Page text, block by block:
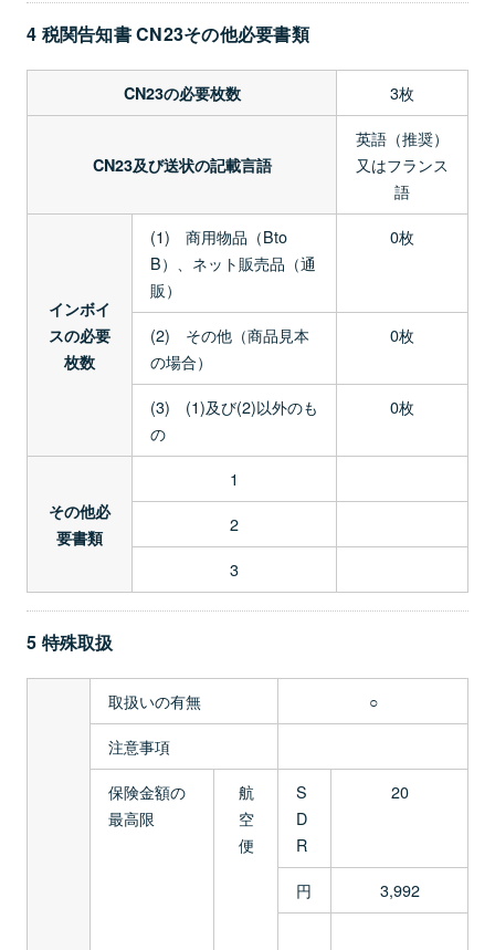
4 税関告知書 CN23その他必要書類
CN23の必要枚数 3枚
CN23及び送状の記載言語
英語（推奨）
又はフランス
語
インボイ
スの必要
枚数
(1) 商用物品（Bto
B）、ネット販売品（通
販）
0枚
(2) その他（商品見本
の場合）
0枚
(3) (1)及び(2)以外のも
の
0枚
その他必
要書類
1
2
3
5 特殊取扱
取扱いの有無
○
注意事項
保険金額の
最高限
航
空
便
S
D
R
20
円 3,992